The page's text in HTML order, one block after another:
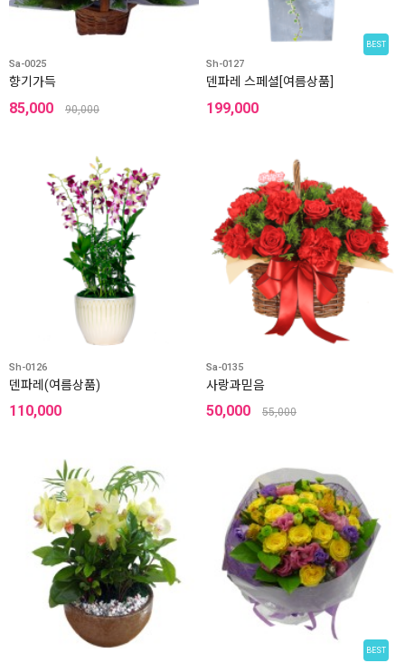
Sa-0025
향기가득
85,000 90,000
BEST
Sh-0127
덴파레 스페셜[여름상품]
199,000
Sh-0126
덴파레(여름상품)
110,000
Sa-0135
사랑과믿음
50,000 55,000
BEST